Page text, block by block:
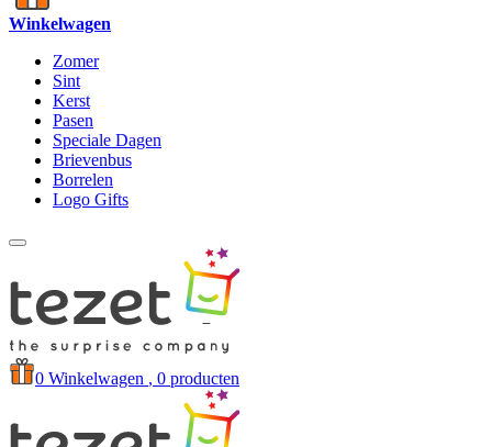
Winkelwagen
Zomer
Sint
Kerst
Pasen
Speciale Dagen
Brievenbus
Borrelen
Logo Gifts
0 Winkelwagen , 0 producten